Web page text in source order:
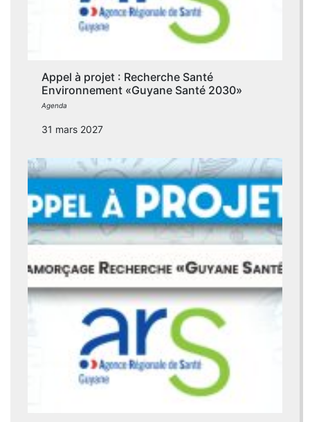
Appel à projet : Recherche Santé
Environnement «Guyane Santé 2030»
Agenda
31 mars 2027